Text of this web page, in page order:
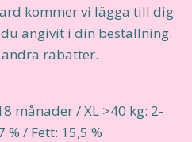
kommer vi lägga till dig
angivit i din beställning.
rabatter.
månader / XL >40 kg: 2-
/ Fett: 15,5 %